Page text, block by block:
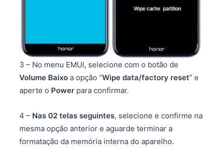
3 – No menu EMUI, selecione com o botão de
Volume Baixo a opção “Wipe data/factory reset” e
aperte o Power para confirmar.
4 – Nas 02 telas seguintes, selecione e confirme na
mesma opção anterior e aguarde terminar a
formatação da memória interna do aparelho.